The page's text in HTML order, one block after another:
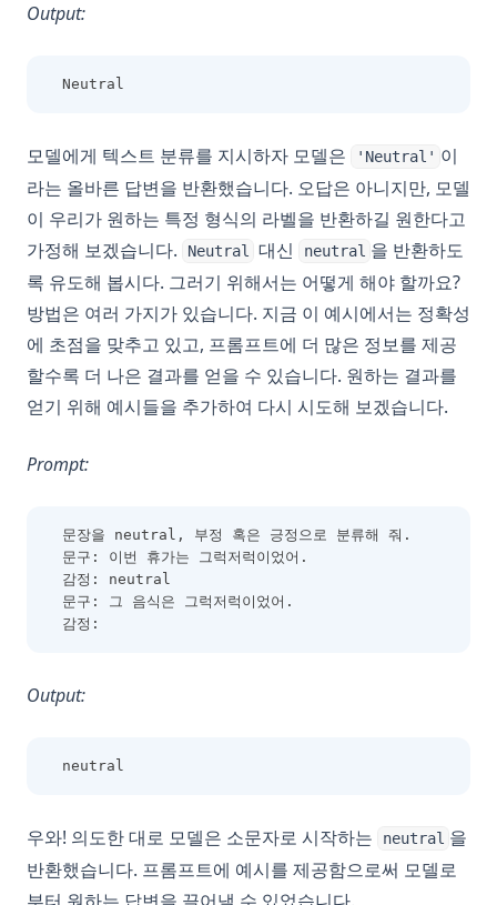
Output:
Neutral
모델에게 텍스트 분류를 지시하자 모델은 'Neutral' 이
라는 올바른 답변을 반환했습니다. 오답은 아니지만, 모델
이 우리가 원하는 특정 형식의 라벨을 반환하길 원한다고
가정해 보겠습니다.
Neutral 대신 neutral 을 반환하도
록 유도해 봅시다. 그러기 위해서는 어떻게 해야 할까요?
방법은 여러 가지가 있습니다. 지금 이 예시에서는 정확성
에 초점을 맞추고 있고, 프롬프트에 더 많은 정보를 제공
할수록 더 나은 결과를 얻을 수 있습니다. 원하는 결과를
얻기 위해 예시들을 추가하여 다시 시도해 보겠습니다.
Prompt:
문장을 neutral, 부정 혹은 긍정으로 분류해 줘.
문구: 이번 휴가는 그럭저럭이었어.
감정: neutral
문구: 그 음식은 그럭저럭이었어.
감정:
Output:
neutral
우와! 의도한 대로 모델은 소문자로 시작하는 neutral 을
반환했습니다. 프롬프트에 예시를 제공함으로써 모델로